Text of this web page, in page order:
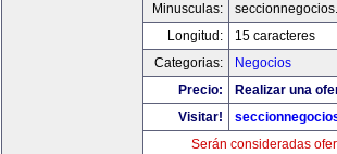
Minusculas:
Longitud:
15 caracteres
Categorias:
Negocios
Precio:
Realizar una
Visitar!
Serán consideradas